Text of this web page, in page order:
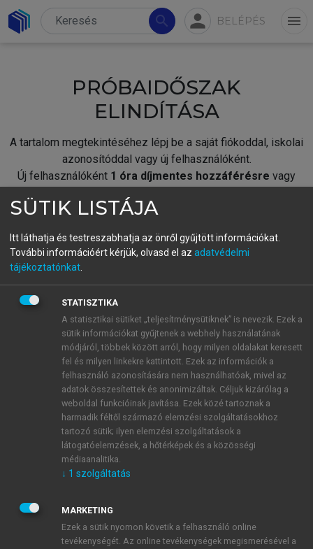
search person BELÉPÉS menu
PRÓBAIDŐSZAK
ELINDÍTÁSA
A tartalom megtekintéséhez lépj be a saját fiókoddal, iskolai
azonosítóddal vagy új felhasználóként.
Új felhasználóként 1 óra díjmentes hozzáférésre vagy
fiókoddal,vagy hozz létre új fiókot.
A regisztráció után apróbaidőszakautomatikusan
BELÉPÉS SAJÁT FIÓKKAL
ÚJ FIÓK LÉTREHOZÁSA
1 óra díjmentes hozzáférés
E-MAIL-CÍM
JELSZÓ
SÜTIK LISTÁJA
Itt láthatja és testreszabhatja az önről gyűjtött információkat.
További információért kérjük, olvasd el az adatvédelmi
tájékoztatónkat
STATISZTIKA
A statisztikai sütiket „teljesítménysütiknek” is nevezik. Ezek a
sütik információkat gyűjtenek a webhely használatának
módjáról, többek között arról, hogy milyen oldalakat keresett
fel és milyen linkekre kattintott. Ezek az információk a
felhasználó azonosítására nem használhatóak, mivel az
adatok összesítettek és anonimizáltak. Céljuk kizárólag a
weboldal funkcióinak javítása. Ezek közé tartoznak a
harmadik féltől származó elemzési szolgáltatásokhoz
tartozó sütik; ilyen elemzési szolgáltatások a
látogatóelemzések, a hőtérképek és a közösségi
médiaanalitika.
↓ 1 szolgáltatás
MARKETING
Ezek a sütik nyomon követik a felhasználó online
tevékenységét. Az online tevékenységek megismerésével a